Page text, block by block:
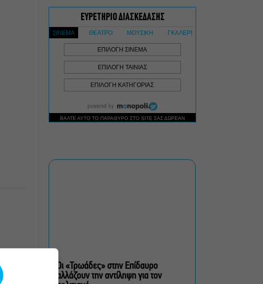
σινεμά στην Ταράτσα του
Λαμπέτη
Η συναυλιακή σεζόν
κορυφώνεται τον
Σεπτέμβριο
Τουλάχιστον 1.500 έλεγχοι
σε 300 παραλίες –
Πρόστιμα έως 73.000€ για
αυθαίρετες καταλήψεις
Πέντε διηγήματα του
Οι «Τρωάδες» στην Επίδαυρο
αλλάζουν την αντίληψη για τον